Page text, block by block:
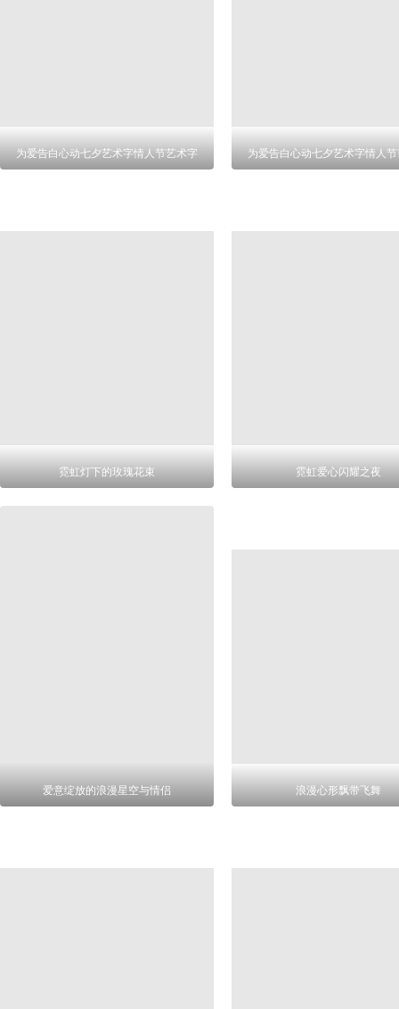
为爱告白心动七夕艺术字情人节艺术字 为爱告白心动七夕艺术字情人
霓虹灯下的玫瑰花束 霓虹爱心闪耀之夜
爱意绽放的浪漫星空与情侣 浪漫心形飘带飞舞